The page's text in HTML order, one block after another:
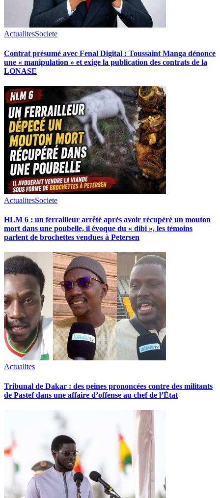
ActualitesSociete
Contrat présumé avec Fenal Digital : Toussaint Manga dénonce
une « manipulation » et exige la publication des contrats de la
LONASE
ActualitesSociete
HLM 6 : un ferrailleur arrêté après avoir récupéré un mouton
mort dans une poubelle, il évoque du « dibi », les témoins
parlent de brochettes vendues à Petersen
Actualites
Tribunal de Dakar : des peines prononcées contre des militants
de Pastef dans une affaire d’offense au chef de l’État